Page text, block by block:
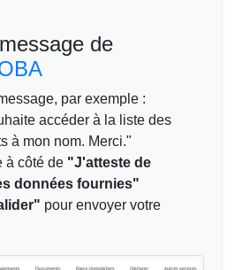
de
par exemple :
accéder à la liste des
à mon nom. Merci."
à côté de "J'atteste de
données fournies"
pour envoyer votre